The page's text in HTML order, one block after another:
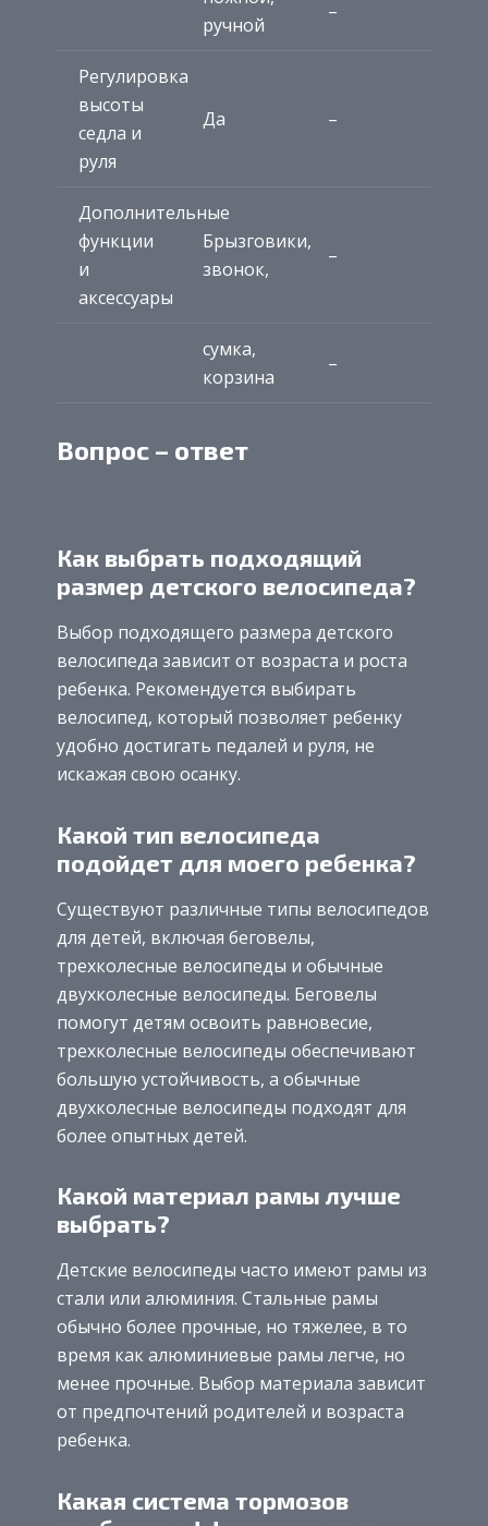
ручной
–
Регулировка
высоты
седла и
руля
Да –
Дополнительные
функции
и
аксессуары
Брызговики,
звонок,
–
сумка,
корзина
–
Вопрос – ответ
Как выбрать подходящий
размер детского велосипеда?
Выбор подходящего размера детского
велосипеда зависит от возраста и роста
ребенка. Рекомендуется выбирать
велосипед, который позволяет ребенку
удобно достигать педалей и руля, не
искажая свою осанку.
Какой тип велосипеда
подойдет для моего ребенка?
Существуют различные типы велосипедов
для детей, включая беговелы,
трехколесные велосипеды и обычные
двухколесные велосипеды. Беговелы
помогут детям освоить равновесие,
трехколесные велосипеды обеспечивают
большую устойчивость, а обычные
двухколесные велосипеды подходят для
более опытных детей.
Какой материал рамы лучше
выбрать?
Детские велосипеды часто имеют рамы из
стали или алюминия. Стальные рамы
обычно более прочные, но тяжелее, в то
время как алюминиевые рамы легче, но
менее прочные. Выбор материала зависит
от предпочтений родителей и возраста
ребенка.
Какая система тормозов